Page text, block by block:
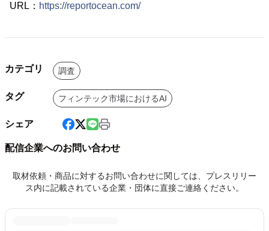
URL： https://reportocean.com/
カテゴリ 調査
タグ フィンテック市場におけるAI
シェア
配信企業へのお問い合わせ
取材依頼・商品に対するお問い合わせに関しては、プレスリリー
ス内に記載されている企業・団体に直接ご連絡ください。